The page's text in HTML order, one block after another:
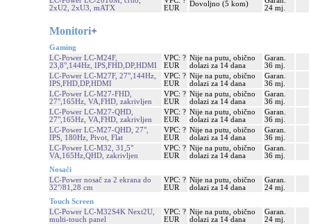
2xU2, 2xU3, mATX
EUR
Dovoljno (5 kom)
24 mj.
Monitori+
Gaming
LC-Power LC-M24F,
23,8",144Hz, IPS,FHD,DP,HDMI
VPC: ?
EUR
Nije na putu, obično
dolazi za 14 dana
Garan.
36 mj.
LC-Power LC-M27F, 27",144Hz,
IPS,FHD,DP,HDMI
VPC: ?
EUR
Nije na putu, obično
dolazi za 14 dana
Garan.
36 mj.
LC-Power LC-M27-FHD,
27",165Hz, VA,FHD, zakrivljen
VPC: ?
EUR
Nije na putu, obično
dolazi za 14 dana
Garan.
36 mj.
LC-Power LC-M27-QHD,
27",165Hz, VA,FHD, zakrivljen
VPC: ?
EUR
Nije na putu, obično
dolazi za 14 dana
Garan.
36 mj.
LC-Power LC-M27-QHD, 27",
IPS, 180Hz, Pivot, Flat
VPC: ?
EUR
Nije na putu, obično
dolazi za 14 dana
Garan.
36 mj.
LC-Power LC-M32, 31,5"
VA,165Hz,QHD, zakrivljen
VPC: ?
EUR
Nije na putu, obično
dolazi za 14 dana
Garan.
36 mj.
Nosači
LC-Power nosač za 2 ekrana do
32"/81,28 cm
VPC: ?
EUR
Nije na putu, obično
dolazi za 14 dana
Garan.
24 mj.
Touch Screen
LC-Power LC-M32S4K Next2U,
multi-touch panel
VPC: ?
EUR
Nije na putu, obično
dolazi za 14 dana
Garan.
24 mj.